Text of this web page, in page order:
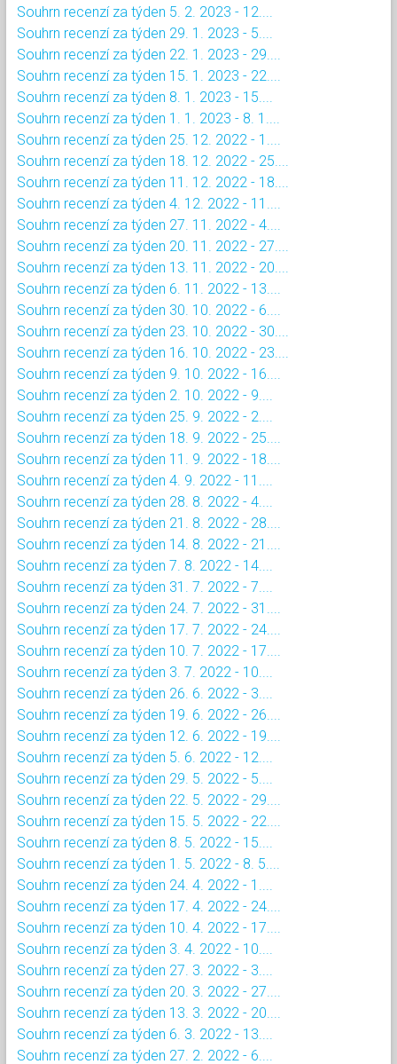
Souhrn recenzí za týden 5. 2. 2023 - 12....
Souhrn recenzí za týden 29. 1. 2023 - 5....
Souhrn recenzí za týden 22. 1. 2023 - 29....
Souhrn recenzí za týden 15. 1. 2023 - 22....
Souhrn recenzí za týden 8. 1. 2023 - 15....
Souhrn recenzí za týden 1. 1. 2023 - 8. 1....
Souhrn recenzí za týden 25. 12. 2022 - 1....
Souhrn recenzí za týden 18. 12. 2022 - 25....
Souhrn recenzí za týden 11. 12. 2022 - 18....
Souhrn recenzí za týden 4. 12. 2022 - 11....
Souhrn recenzí za týden 27. 11. 2022 - 4....
Souhrn recenzí za týden 20. 11. 2022 - 27....
Souhrn recenzí za týden 13. 11. 2022 - 20....
Souhrn recenzí za týden 6. 11. 2022 - 13....
Souhrn recenzí za týden 30. 10. 2022 - 6....
Souhrn recenzí za týden 23. 10. 2022 - 30....
Souhrn recenzí za týden 16. 10. 2022 - 23....
Souhrn recenzí za týden 9. 10. 2022 - 16....
Souhrn recenzí za týden 2. 10. 2022 - 9....
Souhrn recenzí za týden 25. 9. 2022 - 2....
Souhrn recenzí za týden 18. 9. 2022 - 25....
Souhrn recenzí za týden 11. 9. 2022 - 18....
Souhrn recenzí za týden 4. 9. 2022 - 11....
Souhrn recenzí za týden 28. 8. 2022 - 4....
Souhrn recenzí za týden 21. 8. 2022 - 28....
Souhrn recenzí za týden 14. 8. 2022 - 21....
Souhrn recenzí za týden 7. 8. 2022 - 14....
Souhrn recenzí za týden 31. 7. 2022 - 7....
Souhrn recenzí za týden 24. 7. 2022 - 31....
Souhrn recenzí za týden 17. 7. 2022 - 24....
Souhrn recenzí za týden 10. 7. 2022 - 17....
Souhrn recenzí za týden 3. 7. 2022 - 10....
Souhrn recenzí za týden 26. 6. 2022 - 3....
Souhrn recenzí za týden 19. 6. 2022 - 26....
Souhrn recenzí za týden 12. 6. 2022 - 19....
Souhrn recenzí za týden 5. 6. 2022 - 12....
Souhrn recenzí za týden 29. 5. 2022 - 5....
Souhrn recenzí za týden 22. 5. 2022 - 29....
Souhrn recenzí za týden 15. 5. 2022 - 22....
Souhrn recenzí za týden 8. 5. 2022 - 15....
Souhrn recenzí za týden 1. 5. 2022 - 8. 5....
Souhrn recenzí za týden 24. 4. 2022 - 1....
Souhrn recenzí za týden 17. 4. 2022 - 24....
Souhrn recenzí za týden 10. 4. 2022 - 17....
Souhrn recenzí za týden 3. 4. 2022 - 10....
Souhrn recenzí za týden 27. 3. 2022 - 3....
Souhrn recenzí za týden 20. 3. 2022 - 27....
Souhrn recenzí za týden 13. 3. 2022 - 20....
Souhrn recenzí za týden 6. 3. 2022 - 13....
Souhrn recenzí za týden 27. 2. 2022 - 6....